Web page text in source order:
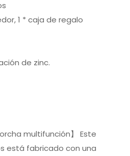
1 * caja de regalo
de zinc.
multifunción】 Este
está fabricado con una